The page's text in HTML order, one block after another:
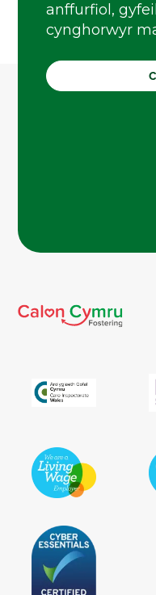
anffurfiol,
cynghorwyr